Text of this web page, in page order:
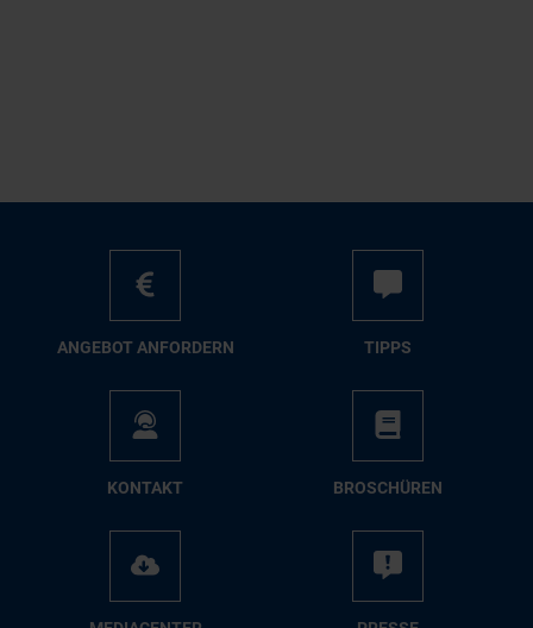
AN­GE­BOT AN­FOR­DERN TIPPS
KON­TAKT BRO­SCHÜ­REN